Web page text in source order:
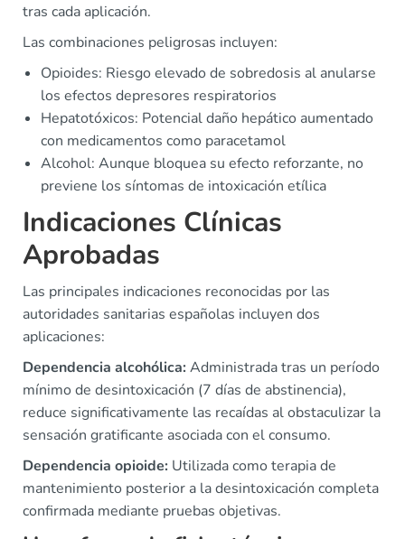
tras cada aplicación.
Las combinaciones peligrosas incluyen:
Opioides: Riesgo elevado de sobredosis al anularse
los efectos depresores respiratorios
Hepatotóxicos: Potencial daño hepático aumentado
con medicamentos como paracetamol
Alcohol: Aunque bloquea su efecto reforzante, no
previene los síntomas de intoxicación etílica
Indicaciones Clínicas
Aprobadas
Las principales indicaciones reconocidas por las
autoridades sanitarias españolas incluyen dos
aplicaciones:
Dependencia alcohólica:Administrada tras un período
mínimo de desintoxicación (7 días de abstinencia),
reduce significativamente las recaídas al obstaculizar la
sensación gratificante asociada con el consumo.
Dependencia opioide: Utilizada como terapia de
mantenimiento posterior a la desintoxicación completa
confirmada mediante pruebas objetivas.